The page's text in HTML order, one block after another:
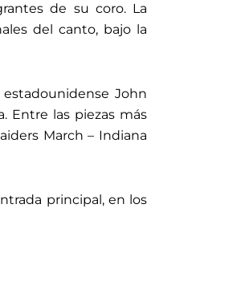
de su coro. La
del canto, bajo la
John
Entre las piezas más
March – Indiana
principal, en los